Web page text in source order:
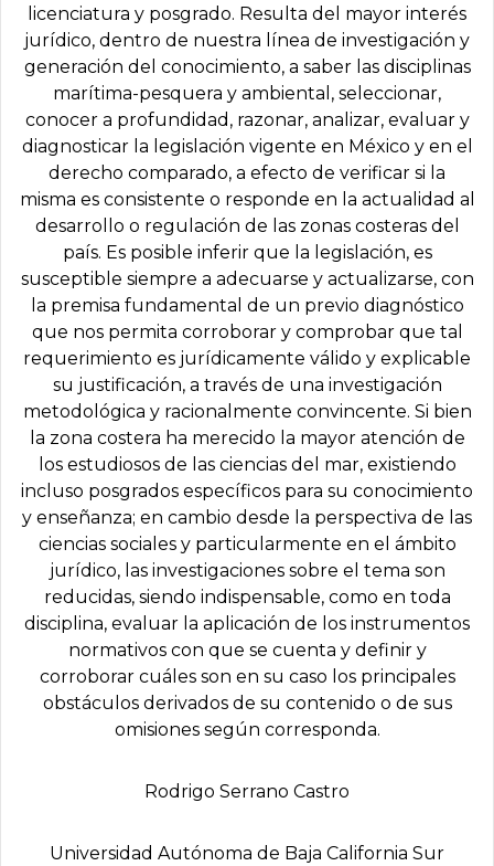
licenciatura y posgrado. Resulta del mayor interés
jurídico, dentro de nuestra línea de investigación y
generación del conocimiento, a saber las disciplinas
marítima-pesquera y ambiental, seleccionar,
conocer a profundidad, razonar, analizar, evaluar y
diagnosticar la legislación vigente en México y en el
derecho comparado, a efecto de verificar si la
misma es consistente o responde en la actualidad al
desarrollo o regulación de las zonas costeras del
país. Es posible inferir que la legislación, es
susceptible siempre a adecuarse y actualizarse, con
la premisa fundamental de un previo diagnóstico
que nos permita corroborar y comprobar que tal
requerimiento es jurídicamente válido y explicable
su justificación, a través de una investigación
metodológica y racionalmente convincente. Si bien
la zona costera ha merecido la mayor atención de
los estudiosos de las ciencias del mar, existiendo
incluso posgrados específicos para su conocimiento
y enseñanza; en cambio desde la perspectiva de las
ciencias sociales y particularmente en el ámbito
jurídico, las investigaciones sobre el tema son
reducidas, siendo indispensable, como en toda
disciplina, evaluar la aplicación de los instrumentos
normativos con que se cuenta y definir y
corroborar cuáles son en su caso los principales
obstáculos derivados de su contenido o de sus
omisiones según corresponda.
Rodrigo Serrano Castro
Universidad Autónoma de Baja California Sur